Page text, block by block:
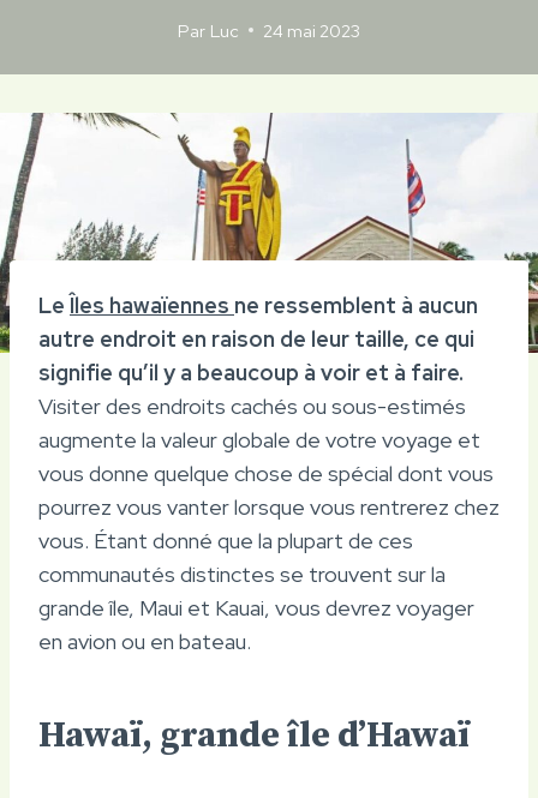
Par Luc 24 mai 2023
Le Îles hawaïennes ne ressemblent à aucun
autre endroit en raison de leur taille, ce qui
signifie qu’il y a beaucoup à voir et à faire.
Visiter des endroits cachés ou sous-estimés
augmente la valeur globale de votre voyage et
vous donne quelque chose de spécial dont vous
pourrez vous vanter lorsque vous rentrerez chez
vous. Étant donné que la plupart de ces
communautés distinctes se trouvent sur la
grande île, Maui et Kauai, vous devrez voyager
en avion ou en bateau.
Hawaï, grande île d’Hawaï